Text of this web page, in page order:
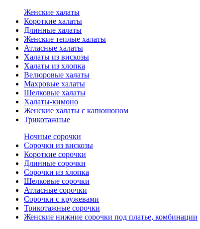
Женские халаты
Короткие халаты
Длинные халаты
Женские теплые халаты
Атласные халаты
Халаты из вискозы
Халаты из хлопка
Велюровые халаты
Махровые халаты
Шелковые халаты
Халаты-кимоно
Женские халаты с капюшоном
Трикотажные
Ночные сорочки
Сорочки из вискозы
Короткие сорочки
Длинные сорочки
Сорочки из хлопка
Шелковые сорочки
Атласные сорочки
Сорочки с кружевами
Трикотажные сорочки
Женские нижние сорочки под платье, комбинации